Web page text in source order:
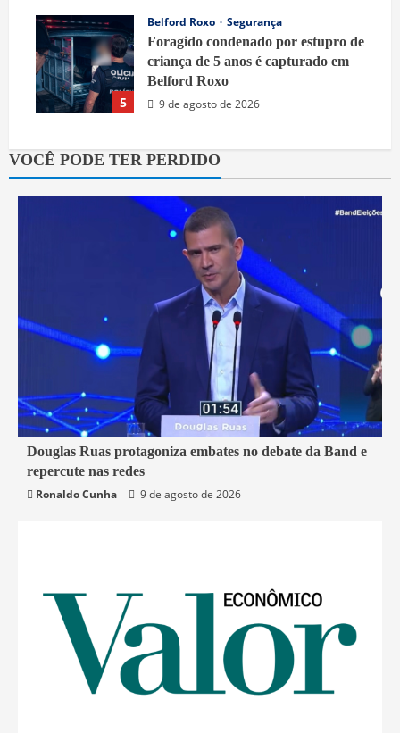
5
Belford Roxo
Segurança
Foragido condenado por estupro de
criança de 5 anos é capturado em
Belford Roxo
9 de agosto de 2026
VOCÊ PODE TER PERDIDO
4 min read
Política
Rio de Janeiro
Douglas Ruas protagoniza embates no debate da Band e
repercute nas redes
Ronaldo Cunha
9 de agosto de 2026